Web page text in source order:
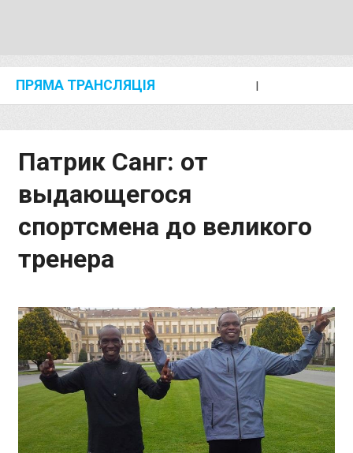
ПРЯМА ТРАНСЛЯЦІЯ I
Патрик Санг: от
выдающегося
спортсмена до великого
тренера